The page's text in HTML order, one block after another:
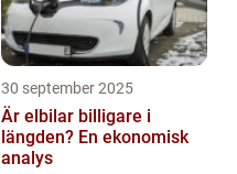
30 september 2025
Är elbilar billigare i
längden? En ekonomisk
analys